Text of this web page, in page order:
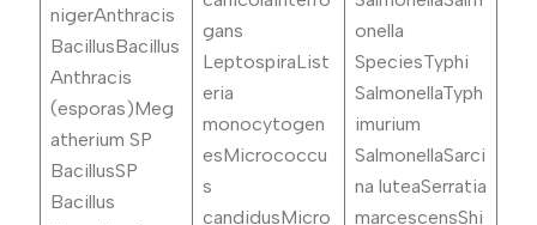
nigerAnthracis
BacillusBacillus
Anthracis
(esporas)Meg
atherium SP
BacillusSP
Bacillus
gans
LeptospiraList
eria
monocytogen
esMicrococcu
s
candidusMicro
onella
SpeciesTyphi
SalmonellaTyph
imurium
SalmonellaSarci
na luteaSerratia
marcescensShi